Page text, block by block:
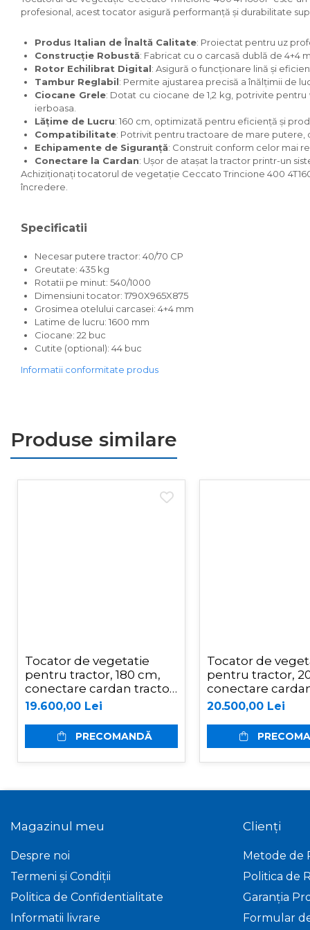
Accesorii dumpere
Benzi transportoare
Cupe transport
Incarcatoare telescopice
Incarcatoare telescopice
rotative
Motostivuitoare
Nacele
Remorci Tehnologice
Sisteme spalat
Transpaleti si stivuitoare
Trolii forestiere
Prelucrarea solului
Accesorii utilaje
Accesorii excavatoare
Pluguri
Masini de sapat santuri
Mini-Buldoexcavatoare
Motocultoare si accesorii
Retroexcavatoare
Utilaje sapat si prasit
Piese de schimb
Piese schimb Dumpere si
Roabe
Piese schimb
profesional, acest tocator asigură performanță și durabilitate
Produs Italian de Înaltă Calitate: Proiectat pentru uz
Construcție Robustă: Fabricat cu o carcasă dublă de 4+4
Rotor Echilibrat Digital: Asigură o funcționare lină și
Tambur Reglabil: Permite ajustarea precisă a înălțimii de
Ciocane Grele: Dotat cu ciocane de 1,2 kg, potrivite
ierboasa.
Lățime de Lucru: 160 cm, optimizată pentru eficiență și
Compatibilitate: Potrivit pentru tractoare de mare putere,
Echipamente de Siguranță: Construit conform celor mai
Conectare la Cardan: Ușor de atașat la tractor printr-un
Achiziționați tocatorul de vegetație Ceccato Trincione 400
încredere.
Specificatii
Necesar putere tractor: 40/70 CP
Greutate: 435 kg
Rotatii pe minut: 540/1000
Dimensiuni tocator: 1790X965X875
Grosimea otelului carcasei: 4+4 mm
Latime de lucru: 1600 mm
Ciocane: 22 buc
Cutite (optional): 44 buc
Informatii conformitate produs
Produse similare
Tocator de vegetatie
pentru tractor, 180 cm,
conectare cardan tractor,
Ceccato Trincione 400
4T1800F
19.600,00 Lei
PRECOMANDĂ
Tocator de
pentru tractor,
conectare
Ceccato
4T2000F
20.500,00 Lei
Magazinul meu
Despre noi
Termeni și Condiții
Politica de Confidentialitate
Informatii livrare
Clienți
Metode de
Politica de
Garanția
Formular